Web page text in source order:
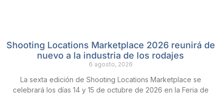
Shooting Locations Marketplace 2026 reunirá de
nuevo a la industria de los rodajes
6 agosto, 2026
La sexta edición de Shooting Locations Marketplace se
celebrará los días 14 y 15 de octubre de 2026 en la Feria de